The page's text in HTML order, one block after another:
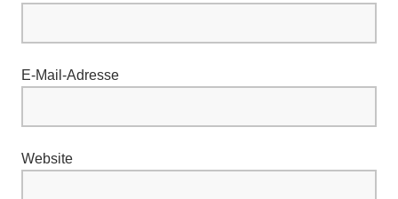
E-Mail-Adresse
Website